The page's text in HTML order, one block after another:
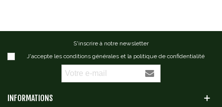
S'inscrire à notre newsletter
J'accepte les conditions générales et la politique de confidentialité
INFORMATIONS